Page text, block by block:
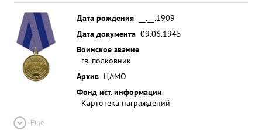
Дата рождения
__.__.1909
Дата документа 09.06.1945
Воинское звание
гв. полковник
Архив ЦАМО
Фонд ист. информации
Картотека награждений
Ещё